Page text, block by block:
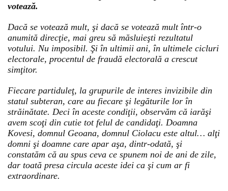
votează.
Dacă se votează mult, şi dacă se votează mult într-o
anumită direcţie, mai greu să măsluieşti rezultatul
votului. Nu imposibil. Şi în ultimii ani, în ultimele cicluri
electorale, procentul de fraudă electorală a crescut
simţitor.
Fiecare partiduleţ, la grupurile de interes invizibile din
statul subteran, care au fiecare şi legăturile lor în
străinătate. Deci în aceste condiţii, observăm că iarăşi
avem scoţi din cutie tot felul de candidaţi. Doamna
Kovesi, domnul Geoana, domnul Ciolacu este altul… alţi
domni şi doamne care apar aşa, dintr-odată, şi
constatăm că au spus ceva ce spunem noi de ani de zile,
dar toată presa circula aceste idei ca şi cum ar fi
extraordinare.